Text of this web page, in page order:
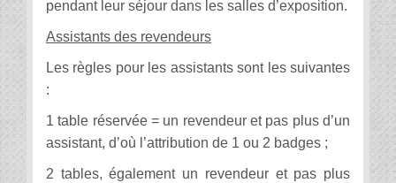
pendant leur séjour dans les salles d’exposition.
Assistants des revendeurs
Les règles pour les assistants sont les suivantes
:
1 table réservée = un revendeur et pas plus d’un
assistant, d’où l’attribution de 1 ou 2 badges ;
2 tables, également un revendeur et pas plus